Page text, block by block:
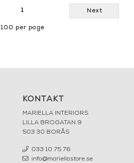
1 Next
100 per page
KONTAKT
MARIELLA INTERIORS
LILLA BROGATAN 9
503 30 BORÅS
033 10 75 76
info@mariellastore.se